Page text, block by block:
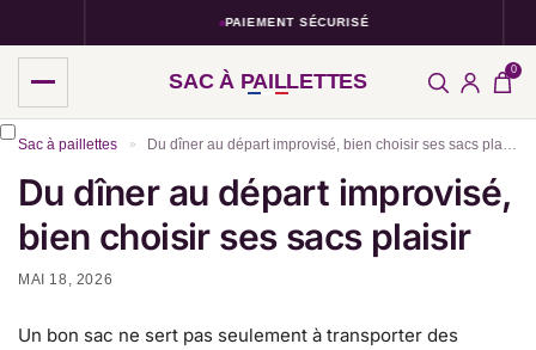
PAIEMENT SÉCURISÉ
SAC À PAILLETTES 0
Sac à paillettes » Du dîner au départ improvisé, bien choisir ses sacs plaisir
Du dîner au départ improvisé,
bien choisir ses sacs plaisir
MAI 18, 2026
Un bon sac ne sert pas seulement à transporter des